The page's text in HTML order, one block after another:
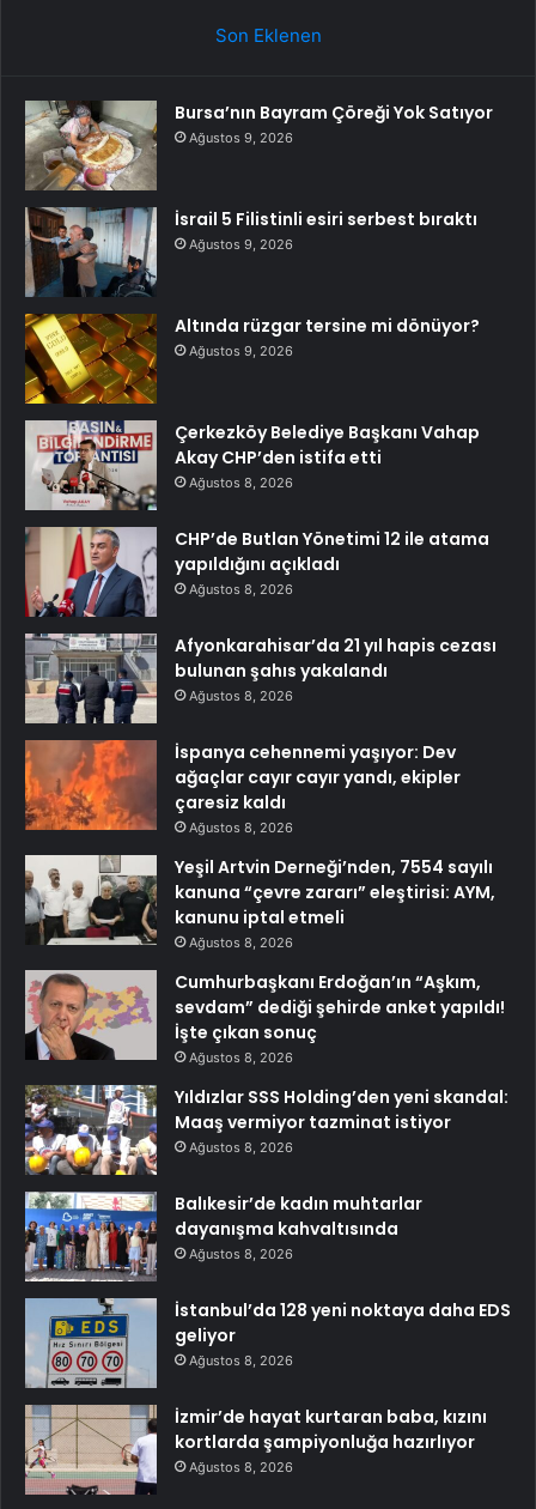
Son Eklenen
Bursa’nın Bayram Çöreği Yok Satıyor
Ağustos 9, 2026
İsrail 5 Filistinli esiri serbest bıraktı
Ağustos 9, 2026
Altında rüzgar tersine mi dönüyor?
Ağustos 9, 2026
Çerkezköy Belediye Başkanı Vahap
Akay CHP’den istifa etti
Ağustos 8, 2026
CHP’de Butlan Yönetimi 12 ile atama
yapıldığını açıkladı
Ağustos 8, 2026
Afyonkarahisar’da 21 yıl hapis cezası
bulunan şahıs yakalandı
Ağustos 8, 2026
İspanya cehennemi yaşıyor: Dev
ağaçlar cayır cayır yandı, ekipler
çaresiz kaldı
Ağustos 8, 2026
Yeşil Artvin Derneği’nden, 7554 sayılı
kanuna “çevre zararı” eleştirisi: AYM,
kanunu iptal etmeli
Ağustos 8, 2026
Cumhurbaşkanı Erdoğan’ın “Aşkım,
sevdam” dediği şehirde anket yapıldı!
İşte çıkan sonuç
Ağustos 8, 2026
Yıldızlar SSS Holding’den yeni skandal:
Maaş vermiyor tazminat istiyor
Ağustos 8, 2026
Balıkesir’de kadın muhtarlar
dayanışma kahvaltısında
Ağustos 8, 2026
İstanbul’da 128 yeni noktaya daha EDS
geliyor
Ağustos 8, 2026
İzmir’de hayat kurtaran baba, kızını
kortlarda şampiyonluğa hazırlıyor
Ağustos 8, 2026